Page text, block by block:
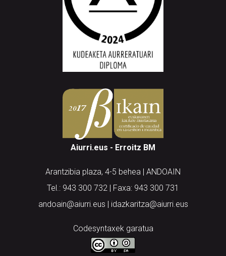
Aiurri.eus - Erroitz BM
Arantzibia plaza, 4-5 behea | ANDOAIN
Tel.: 943 300 732 | Faxa: 943 300 731
andoain@aiurri.eus | idazkaritza@aiurri.eus
Codesyntaxek garatua